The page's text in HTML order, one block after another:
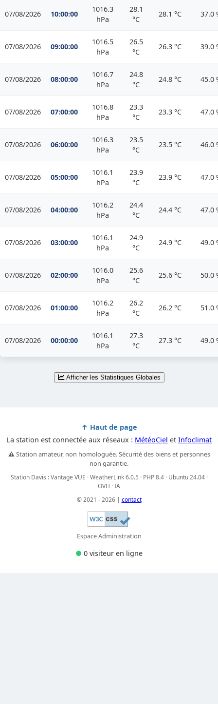
07/08/2026 10:00:00
1016.3
hPa
28.1
°C
28.1 °C 37.0
07/08/2026 09:00:00
1016.5
hPa
26.5
°C
26.3 °C 39.0
07/08/2026 08:00:00
1016.7
hPa
24.8
°C
24.8 °C 45.0
07/08/2026 07:00:00
1016.8
hPa
23.3
°C
23.3 °C 47.0
07/08/2026 06:00:00
1016.3
hPa
23.5
°C
23.5 °C 46.0
07/08/2026 05:00:00
1016.1
hPa
23.9
°C
23.9 °C 47.0
07/08/2026 04:00:00
1016.2
hPa
24.4
°C
24.4 °C 47.0
07/08/2026 03:00:00
1016.1
hPa
24.9
°C
24.9 °C 49.0
07/08/2026 02:00:00
1016.0
hPa
25.6
°C
25.6 °C 50.0
07/08/2026 01:00:00
1016.2
hPa
26.2
°C
26.2 °C 51.0
07/08/2026 00:00:00
1016.1
hPa
27.3
°C
27.3 °C 49.0
Afficher les Statistiques Globales
↑ Haut de page
La station est connectée aux réseaux : MétéoCiel et Infoclimat
⚠️ Station amateur, non homologuée. Sécurité des biens et personnes
non garantie.
Station Davis : Vantage VUE · WeatherLink 6.0.5 · PHP 8.4 · Ubuntu 24.04 ·
OVH · IA
© 2021 - 2026 | contact
Espace Administration
● 0 visiteur en ligne